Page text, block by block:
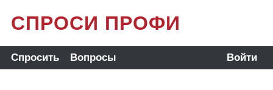
СПРОСИ ПРОФИ
Спросить Вопросы Войти